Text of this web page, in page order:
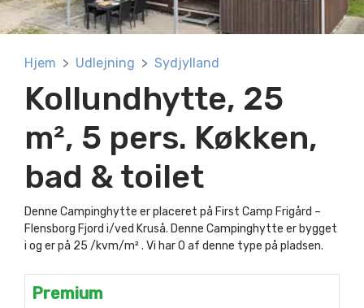
Hjem Udlejning Sydjylland
Kollundhytte, 25
m², 5 pers. Køkken,
bad & toilet
Denne Campinghytte er placeret på First Camp Frigård –
Flensborg Fjord i/ved Kruså. Denne Campinghytte er bygget
i og er på 25 /kvm/m² . Vi har 0 af denne type på pladsen.
Premium